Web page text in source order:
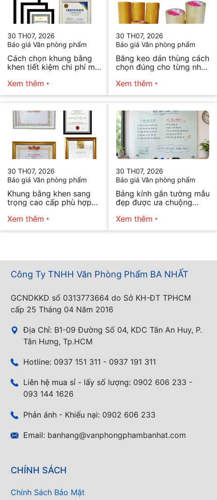
30 TH07, 2026
Báo giá Văn phòng phẩm
Cách chọn khung bằng
khen tiết kiệm chi phí mà
Xem thêm
30 TH07, 2026
Báo giá Văn phòng phẩm
Băng keo dán thùng cách
chọn đúng cho từng nhu
Xem thêm
30 TH07, 2026
Báo giá Văn phòng phẩm
Khung bằng khen sang
trọng cao cấp phù hợp
Xem thêm
30 TH07, 2026
Báo giá Văn phòng phẩm
Bảng kính gắn tường mẫu
đẹp được ưa chuộng
Xem thêm
Công Ty TNHH Văn Phòng Phẩm BA NHẤT
GCNDKKD số 0313773664 do Sở KH-ĐT TPHCM
cấp 25 Tháng 04 Năm 2016
Địa Chỉ: B1-09 Đường Số 04, KDC Tân An Huy, P.
Tân Hưng, Tp.HCM
Hotline: 0937 151 311 - 0937 191 311
Liên hệ mua sỉ - lấy số lượng: 0902 606 233 -
093 144 1626
Phản ánh - Khiếu nại: 0902 606 233
Email: banhang@vanphongphambanhat.com
CHÍNH SÁCH
Chính Sách Bảo Mật